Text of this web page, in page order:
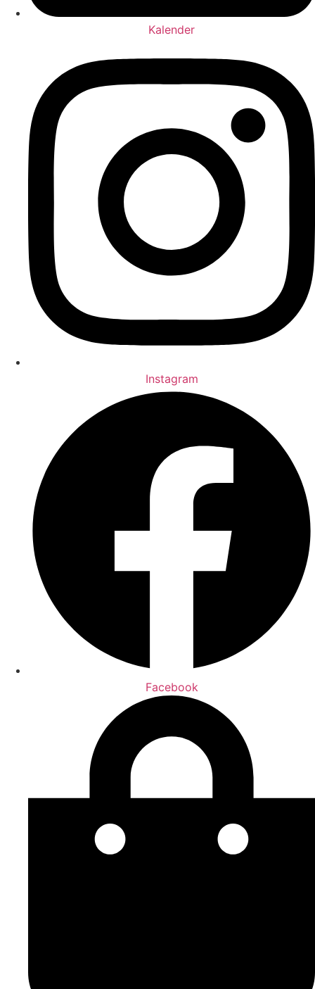
Kalender
Instagram
Facebook